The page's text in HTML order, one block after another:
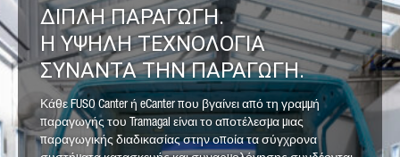
ΔΙΠΛΗ ΠΑΡΑΓΩΓΗ.
Η ΥΨΗΛΗ ΤΕΧΝΟΛΟΓΙΑ
ΣΥΝΑΝΤΑ ΤΗΝ ΠΑΡΑΓΩΓΗ.
Κάθε FUSO Canter ή eCanter που βγαίνει από τη γραμμή
παραγωγής του Tramagal είναι το αποτέλεσμα μιας
παραγωγικής διαδικασίας στην οποία τα σύγχρονα